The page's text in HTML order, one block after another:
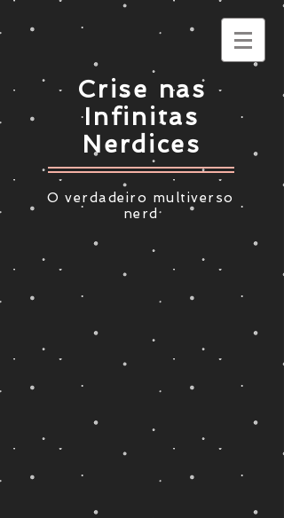
Crise nas
Infinitas
Nerdices
O verdadeiro multiverso
nerd